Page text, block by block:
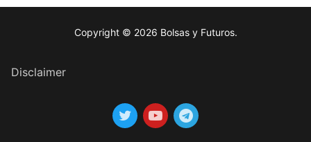
Copyright © 2026 Bolsas y Futuros.
Disclaimer